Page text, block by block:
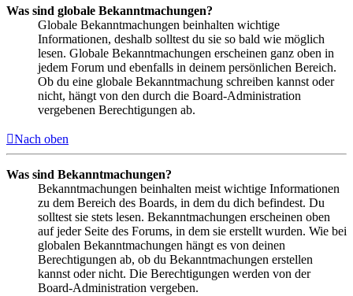
Was sind globale Bekanntmachungen?
Globale Bekanntmachungen beinhalten wichtige
Informationen, deshalb solltest du sie so bald wie möglich
lesen. Globale Bekanntmachungen erscheinen ganz oben in
jedem Forum und ebenfalls in deinem persönlichen Bereich.
Ob du eine globale Bekanntmachung schreiben kannst oder
nicht, hängt von den durch die Board-Administration
vergebenen Berechtigungen ab.
Nach oben
Was sind Bekanntmachungen?
Bekanntmachungen beinhalten meist wichtige Informationen
zu dem Bereich des Boards, in dem du dich befindest. Du
solltest sie stets lesen. Bekanntmachungen erscheinen oben
auf jeder Seite des Forums, in dem sie erstellt wurden. Wie bei
globalen Bekanntmachungen hängt es von deinen
Berechtigungen ab, ob du Bekanntmachungen erstellen
kannst oder nicht. Die Berechtigungen werden von der
Board-Administration vergeben.